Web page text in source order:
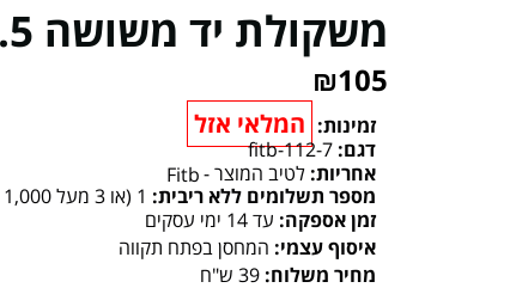
משקולת יד משושה 7.5 קילו
₪105
זמינות: המלאי אזל
דגם: fitb-112-7
אחריות: לטיב המוצר -Fitb
מספר תשלומים ללא ריבית: 1 (או 3 מעל 1,000 ₪)
זמן אספקה: עד 14 ימי עסקים
איסוף עצמי: המחסן בפתח תקווה
מחיר משלוח: 39 ש"ח